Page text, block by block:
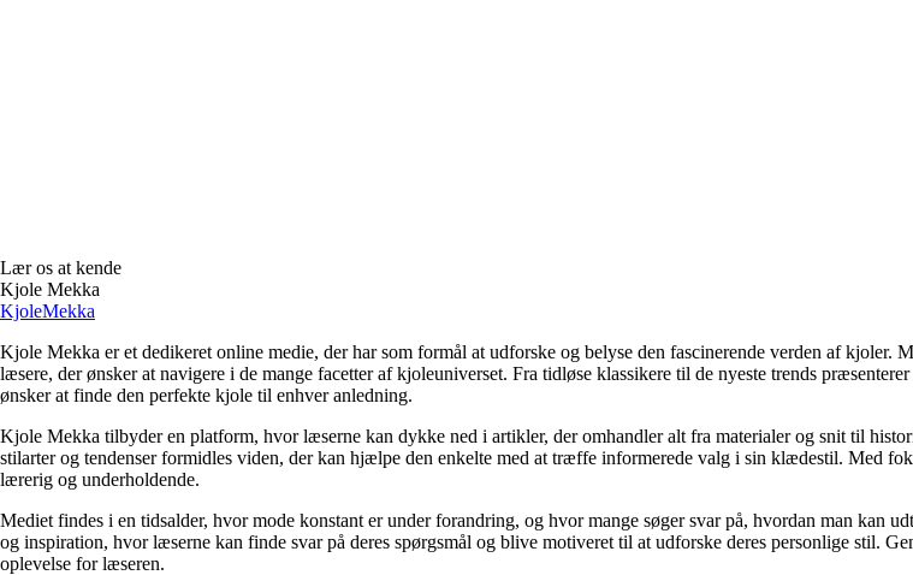
Lær os at kende
Kjole Mekka
KjoleMekka
Kjole Mekka er et dedikeret online medie, der har som formål at udforske og belyse den fascinerende verden af
læsere, der ønsker at navigere i de mange facetter af kjoleuniverset. Fra tidløse klassikere til de nyeste trends
ønsker at finde den perfekte kjole til enhver anledning.
Kjole Mekka tilbyder en platform, hvor læserne kan dykke ned i artikler, der omhandler alt fra materialer og snit til
stilarter og tendenser formidles viden, der kan hjælpe den enkelte med at træffe informerede valg i sin klædestil. Med
lærerig og underholdende.
Mediet findes i en tidsalder, hvor mode konstant er under forandring, og hvor mange søger svar på, hvordan man
og inspiration, hvor læserne kan finde svar på deres spørgsmål og blive motiveret til at udforske deres personlige stil.
oplevelse for læseren.